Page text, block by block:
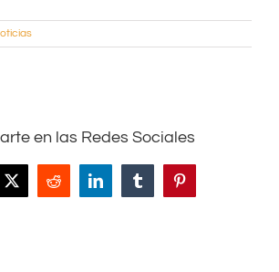
en las Redes Sociales
X Reddit LinkedInTumblrPinterest